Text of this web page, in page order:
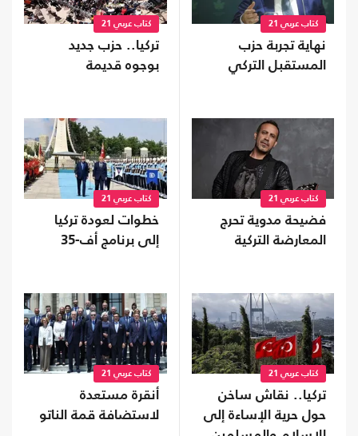
كتاب عربي 21
نهاية تجربة حزب
المستقبل التركي
كتاب عربي 21
تركيا.. حزب جديد
بوجوه قديمة
كتاب عربي 21
فضيحة مدوية تحرج
المعارضة التركية
كتاب عربي 21
خطوات لعودة تركيا
إلى برنامج أف-35
كتاب عربي 21
تركيا.. نقاش ساخن
حول حرية الإساءة إلى
كتاب عربي 21
أنقرة مستعدة
لاستضافة قمة الناتو